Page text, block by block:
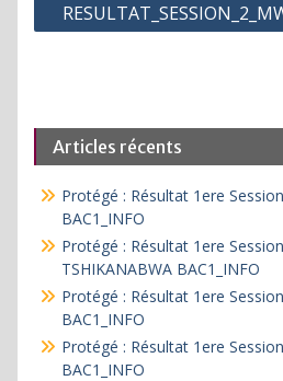
l’article
Articles récents
Protégé : Résultat 1ere
BAC1_INFO
Protégé : Résultat 1ere
TSHIKANABWA BAC1_INFO
Protégé : Résultat 1ere
BAC1_INFO
Protégé : Résultat 1ere
BAC1_INFO